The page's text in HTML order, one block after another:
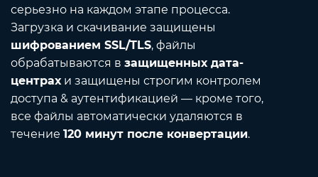
серьезно на каждом этапе процесса.
Загрузка и скачивание защищены
шифрованием SSL/TLS, файлы
обрабатываются в защищенных дата-
центрахи защищены строгим контролем
доступа & аутентификацией — кроме того,
все файлы автоматически удаляются в
течение 120 минут после конвертации.